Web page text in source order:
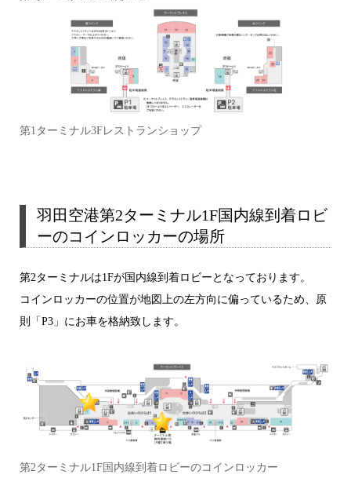
第1ターミナル3Fレストランショップ
羽田空港第2ターミナル1F国内線到着ロビ
ーのコインロッカーの場所
第2ターミナルは1Fが国内線到着ロビーとなっております。
コインロッカーの位置が地図上の左方向に偏っているため、原
則「P3」にお車を格納致します。
第2ターミナル1F国内線到着ロビーのコインロッカー